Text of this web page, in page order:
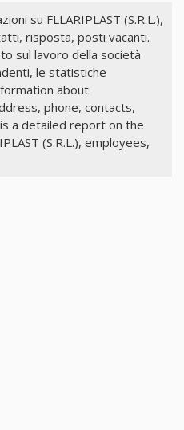
su FLLARIPLAST (S.R.L.),
risposta, posti vacanti.
sul lavoro della società
le statistiche
about
phone, contacts,
a detailed report on the
(S.R.L.), employees,